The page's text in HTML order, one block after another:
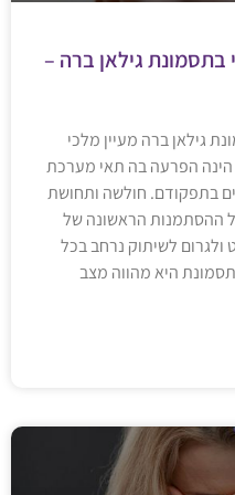
בתסמונת גילאן ברה –
גילאן ברה מעיין מלכי
תסמונת ע”ש ג’יליאן ברה ( ( GBS הינה הפרעה בה תאי מערכת
בתפקודם. חולשה ותחושת
ההסתמנות הראשונה של
לשיתוק נרחב בכל
היא מהווה מצב